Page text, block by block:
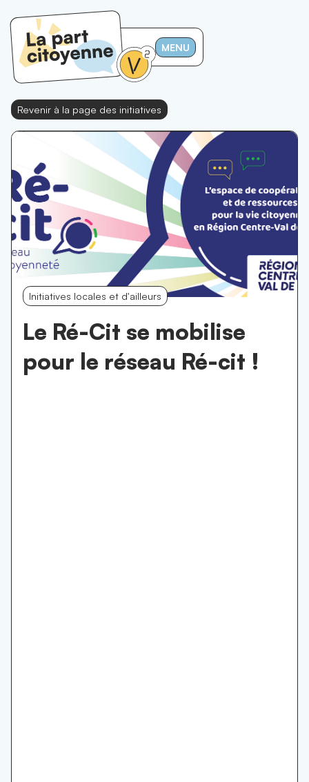
MENU
Revenir à la page des initiatives
Initiatives locales et d'ailleurs
Le Ré-Cit se mobilise
pour le réseau Ré-cit !